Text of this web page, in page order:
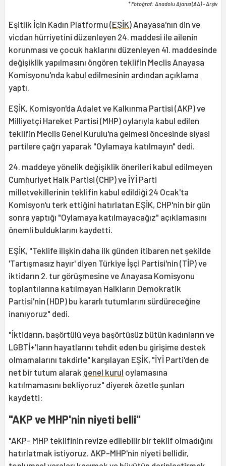
* Fotoğraf: Anadolu Ajansı (AA) - Arşiv
Eşitlik İçin Kadın Platformu (EŞİK) Anayasa'nın din ve
vicdan hürriyetini düzenleyen 24. maddesi ile ailenin
korunması ve çocuk haklarını düzenleyen 41. maddesinde
değişiklik yapılmasını öngören teklifin Meclis Anayasa
Komisyonu'nda kabul edilmesinin ardından açıklama
yaptı.
EŞİK, Komisyon'da Adalet ve Kalkınma Partisi (AKP) ve
Milliyetçi Hareket Partisi (MHP) oylarıyla kabul edilen
teklifin Meclis Genel Kurulu'na gelmesi öncesinde siyasi
partilere çağrı yaparak "Oylamaya katılmayın" dedi.
24. maddeye yönelik değişiklik önerileri kabul edilmeyen
Cumhuriyet Halk Partisi (CHP) ve İYİ Parti
milletvekillerinin teklifin kabul edildiği 24 Ocak'ta
Komisyon'u terk ettiğini hatırlatan EŞİK, CHP'nin bir gün
sonra yaptığı "Oylamaya katılmayacağız" açıklamasını
önemli bulduklarını kaydetti.
EŞİK, "Teklife ilişkin daha ilk günden itibaren net şekilde
'Tartışmasız hayır' diyen Türkiye İşçi Partisi'nin (TİP) ve
iktidarın 2. tur görüşmesine ve Anayasa Komisyonu
toplantılarına katılmayan Halkların Demokratik
Partisi'nin (HDP) bu kararlı tutumlarını sürdüreceğine
inanıyoruz" dedi.
"İktidarın, başörtülü veya başörtüsüz bütün kadınların ve
LGBTİ+'ların hayatlarını tehdit eden bu girişime destek
olmamalarını takdirle" karşılayan EŞİK, "İYİ Parti'den de
net bir tutum alarak genel kurul oylamasına
katılmamasını bekliyoruz" diyerek özetle şunları
kaydetti:
"AKP ve MHP'nin niyeti belli"
"AKP- MHP teklifinin revize edilebilir bir teklif olmadığını
hatırlatmak istiyoruz. AKP-MHP'nin niyeti bellidir,